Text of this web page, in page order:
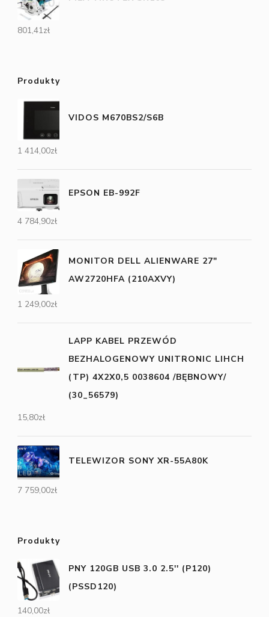
801,41zł
Produkty
VIDOS M670BS2/S6B
1 414,00zł
EPSON EB-992F
4 784,90zł
MONITOR DELL ALIENWARE 27"
AW2720HFA (210AXVY)
1 249,00zł
LAPP KABEL PRZEWÓD
BEZHALOGENOWY UNITRONIC LIHCH
(TP) 4X2X0,5 0038604 /BĘBNOWY/
(30_56579)
15,80zł
TELEWIZOR SONY XR-55A80K
7 759,00zł
Produkty
PNY 120GB USB 3.0 2.5'' (P120)
(PSSD120)
140,00zł